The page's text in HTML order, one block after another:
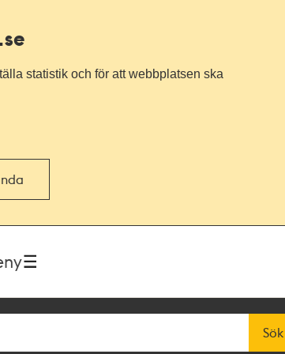
statistik och för att webbplatsen ska
Sök